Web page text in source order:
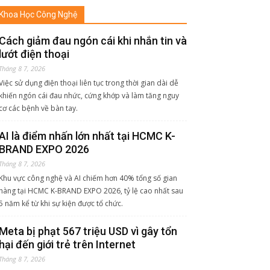
Học Công Nghệ
giảm đau ngón cái khi nhắn tin và
điện thoại
8 7, 2026
sử dụng điện thoại liên tục trong thời gian dài dễ
ngón cái đau nhức, cứng khớp và làm tăng nguy
các bệnh về bàn tay.
là điểm nhấn lớn nhất tại HCMC K-
EXPO 2026
8 7, 2026
vực công nghệ và AI chiếm hơn 40% tổng số gian
tại HCMC K-BRAND EXPO 2026, tỷ lệ cao nhất sau
năm kể từ khi sự kiện được tổ chức.
bị phạt 567 triệu USD vì gây tổn
đến giới trẻ trên Internet
8 7, 2026